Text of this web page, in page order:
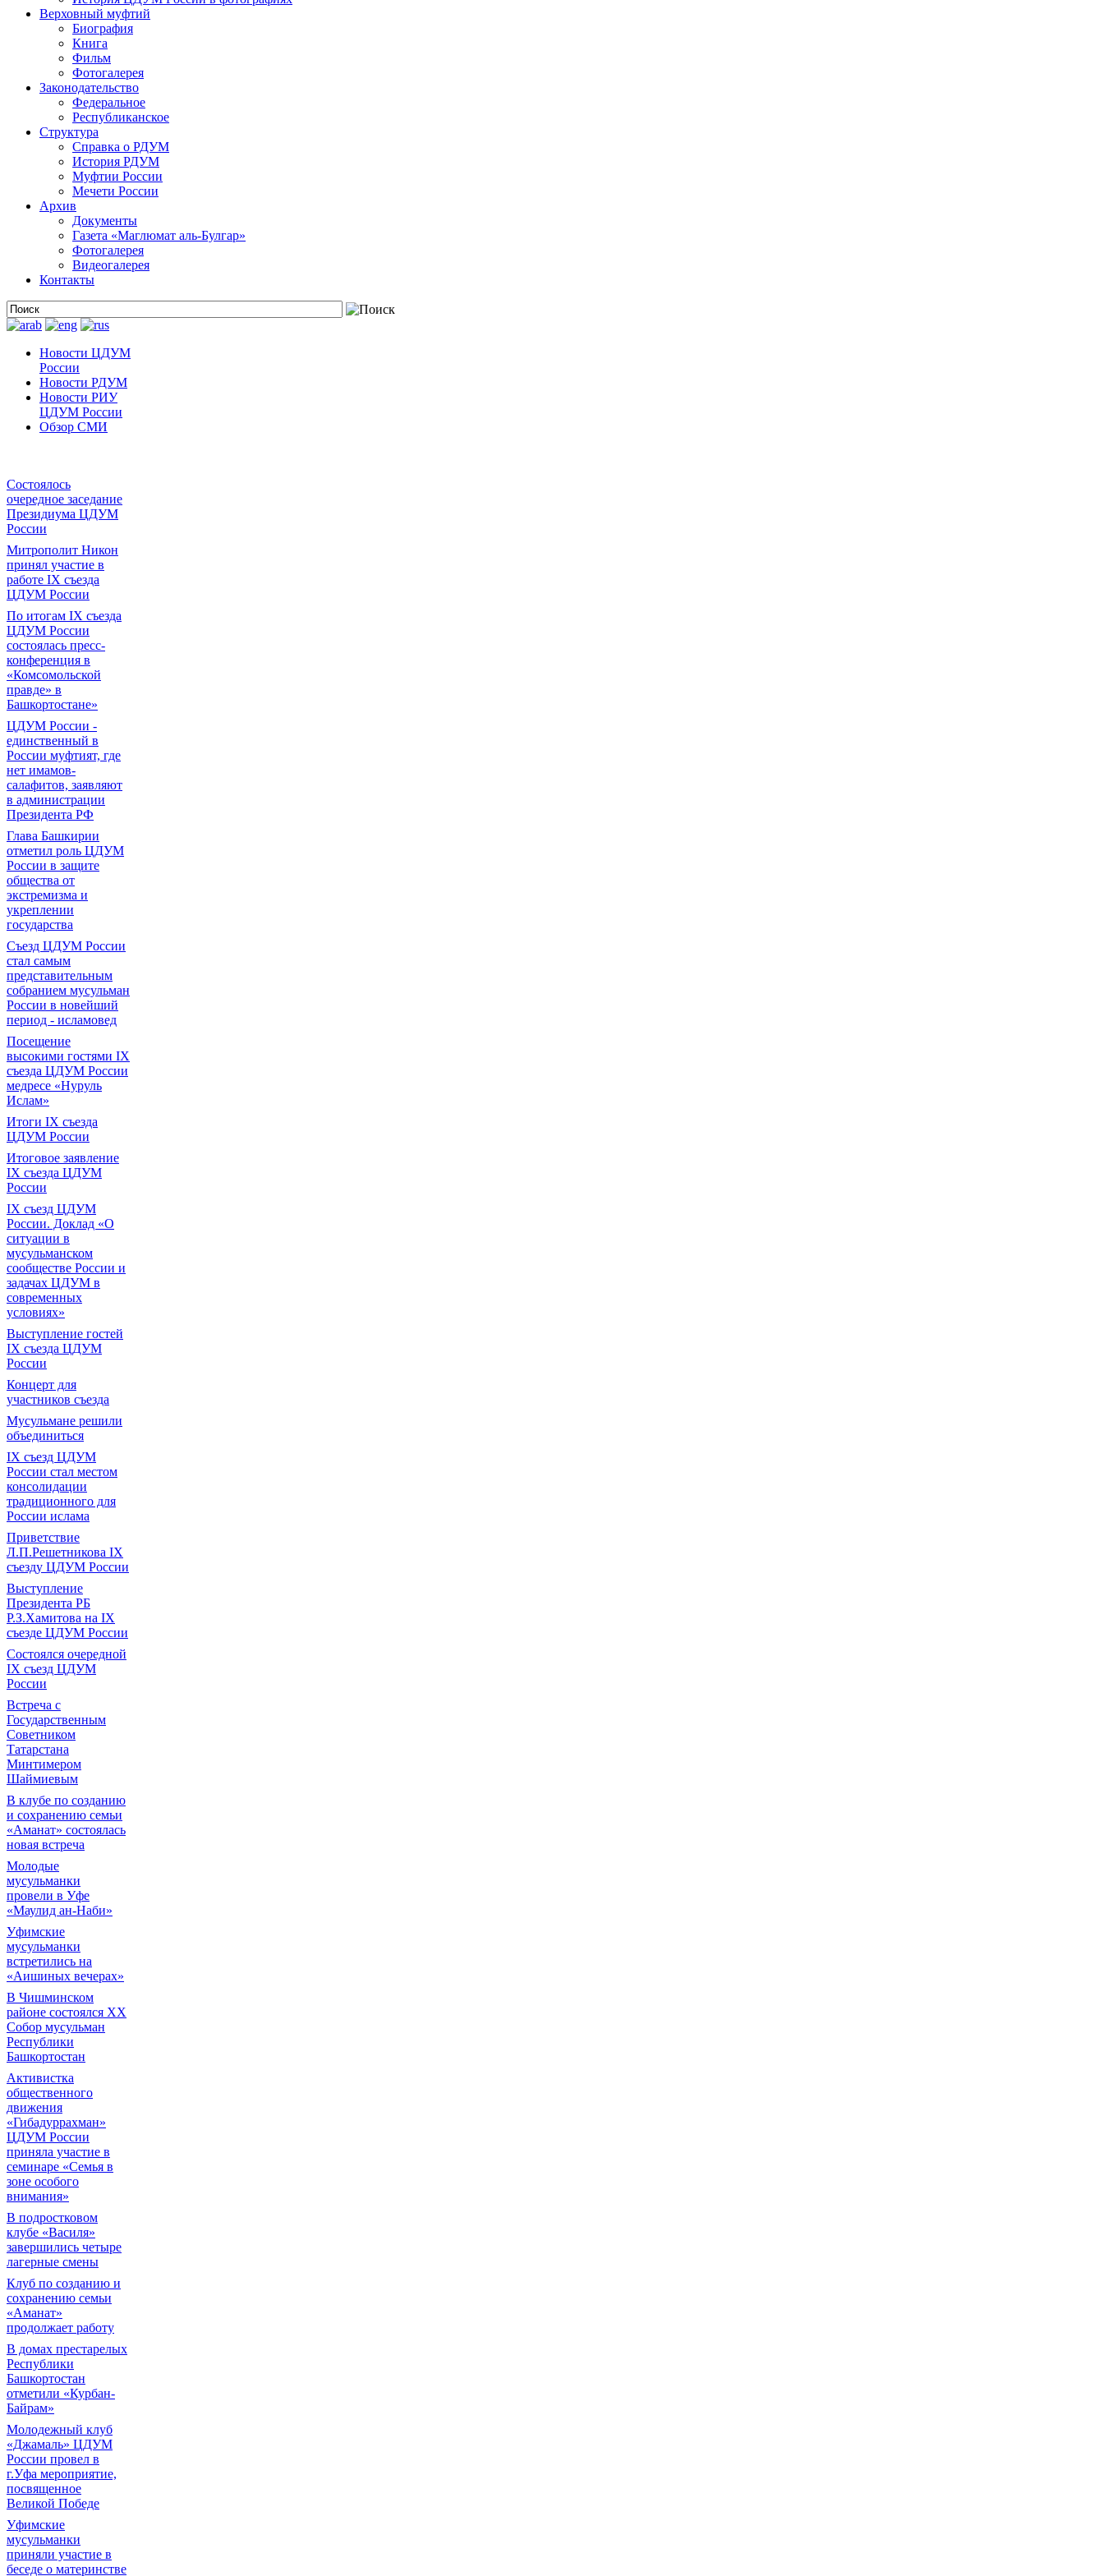
Верховный муфтий
Биография
Книга
Фильм
Фотогалерея
Законодательство
Федеральное
Республиканское
Структура
Справка о РДУМ
История РДУМ
Муфтии России
Мечети России
Архив
Документы
Газета «Маглюмат аль-Булгар»
Фотогалерея
Видеогалерея
Контакты
Новости ЦДУМ
России
Новости РДУМ
Новости РИУ
ЦДУМ России
Обзор СМИ
Состоялось
очередное заседание
Президиума ЦДУМ
России
Митрополит Никон
принял участие в
работе IX съезда
ЦДУМ России
По итогам IX съезда
ЦДУМ России
состоялась пресс-
конференция в
«Комсомольской
правде» в
Башкортостане»
ЦДУМ России -
единственный в
России муфтият, где
нет имамов-
салафитов, заявляют
в администрации
Президента РФ
Глава Башкирии
отметил роль ЦДУМ
России в защите
общества от
экстремизма и
укреплении
государства
Съезд ЦДУМ России
стал самым
представительным
собранием мусульман
России в новейший
период - исламовед
Посещение
высокими гостями IX
съезда ЦДУМ России
медресе «Нуруль
Ислам»
Итоги IX cъезда
ЦДУМ России
Итоговое заявление
IX съезда ЦДУМ
России
IX съезд ЦДУМ
России. Доклад «О
ситуации в
мусульманском
сообществе России и
задачах ЦДУМ в
современных
условиях»
Выступление гостей
IX съезда ЦДУМ
России
Концерт для
участников съезда
Мусульмане решили
объединиться
IX съезд ЦДУМ
России стал местом
консолидации
традиционного для
России ислама
Приветствие
Л.П.Решетникова IX
съезду ЦДУМ России
Выступление
Президента РБ
Р.З.Хамитова на IX
съезде ЦДУМ России
Состоялся очередной
IX съезд ЦДУМ
России
Встреча с
Государственным
Советником
Татарстана
Минтимером
Шаймиевым
В клубе по созданию
и сохранению семьи
«Аманат» состоялась
новая встреча
Молодые
мусульманки
провели в Уфе
«Маулид ан-Наби»
Уфимские
мусульманки
встретились на
«Аишиных вечерах»
В Чишминском
районе состоялся XX
Собор мусульман
Республики
Башкортостан
Активистка
общественного
движения
«Гибадуррахман»
ЦДУМ России
приняла участие в
семинаре «Семья в
зоне особого
внимания»
В подростковом
клубе «Василя»
завершились четыре
лагерные смены
Клуб по созданию и
сохранению семьи
«Аманат»
продолжает работу
В домах престарелых
Республики
Башкортостан
отметили «Курбан-
Байрам»
Молодежный клуб
«Джамаль» ЦДУМ
России провел в
г.Уфа мероприятие,
посвященное
Великой Победе
Уфимские
мусульманки
приняли участие в
беседе о материнстве